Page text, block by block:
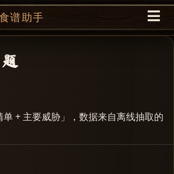
谱助手
+ 主要威胁」，数据来自离线抽取的